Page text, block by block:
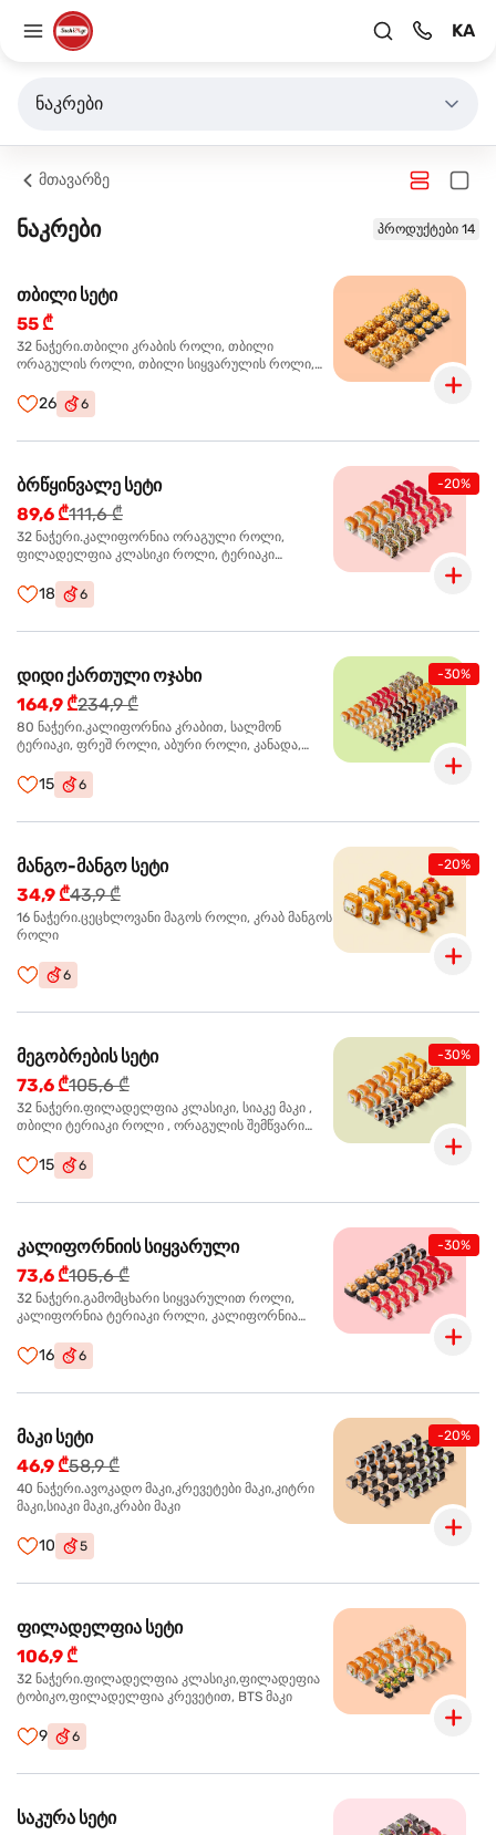
KA
ნაკრები
მთავარზე
ნაკრები პროდუქტები 14
თბილი სეტი
55 ₾
32 ნაჭერი.თბილი კრაბის როლი, თბილი
ორაგულის როლი, თბილი სიყვარულის როლი,
26 6
-20%
ბრწყინვალე სეტი
89,6 ₾111,6 ₾
32 ნაჭერი.კალიფორნია ორაგული როლი,
ფილადელფია კლასიკი როლი, ტერიაკი
18 6
-30%
დიდი ქართული ოჯახი
164,9 ₾234,9 ₾
80 ნაჭერი.კალიფორნია კრაბით, სალმონ
ტერიაკი, ფრეშ როლი, აბური როლი, კანადა,
ფილადელფია კლასიკი
15 6
-20%
მანგო-მანგო სეტი
34,9 ₾43,9 ₾
16 ნაჭერი.ცეცხლოვანი მაგოს როლი, კრაბ მანგოს
როლი
6
-30%
მეგობრების სეტი
73,6 ₾105,6 ₾
32 ნაჭერი.ფილადელფია კლასიკი, სიაკე მაკი ,
თბილი ტერიაკი როლი , ორაგულის შემწვარი
15 6
-30%
კალიფორნიის სიყვარული
73,6 ₾105,6 ₾
32 ნაჭერი.გამომცხარი სიყვარულით როლი,
კალიფორნია ტერიაკი როლი, კალიფორნია
16 6
-20%
მაკი სეტი
46,9 ₾58,9 ₾
40 ნაჭერი.ავოკადო მაკი,კრევეტები მაკი,კიტრი
მაკი,სიაკი მაკი,კრაბი მაკი
10 5
ფილადელფია სეტი
106,9 ₾
32 ნაჭერი.ფილადელფია კლასიკი,ფილადეფია
ტობიკო,ფილადელფია კრევეტით, BTS მაკი
9 6
საკურა სეტი